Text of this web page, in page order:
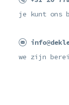
je kunt ons
we zijn